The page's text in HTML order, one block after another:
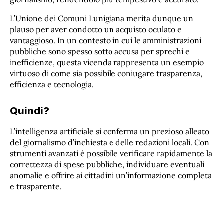
L’Unione dei Comuni Lunigiana merita dunque un
plauso per aver condotto un acquisto oculato e
vantaggioso. In un contesto in cui le amministrazioni
pubbliche sono spesso sotto accusa per sprechi e
inefficienze, questa vicenda rappresenta un esempio
virtuoso di come sia possibile coniugare trasparenza,
efficienza e tecnologia.
Quindi?
L’intelligenza artificiale si conferma un prezioso alleato
del giornalismo d’inchiesta e delle redazioni locali. Con
strumenti avanzati è possibile verificare rapidamente la
correttezza di spese pubbliche, individuare eventuali
anomalie e offrire ai cittadini un’informazione completa
e trasparente.